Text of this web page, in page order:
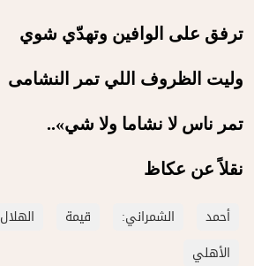
‏ترفق على الوافين وتهدّي شوي
‏وليت الظروف اللي تمر النشامى
‏تمر ناس لا نشاما ولا شي»..
نقلاً عن عكاظ
أحمد الشمراني: قيمة الهلال
الأهلي